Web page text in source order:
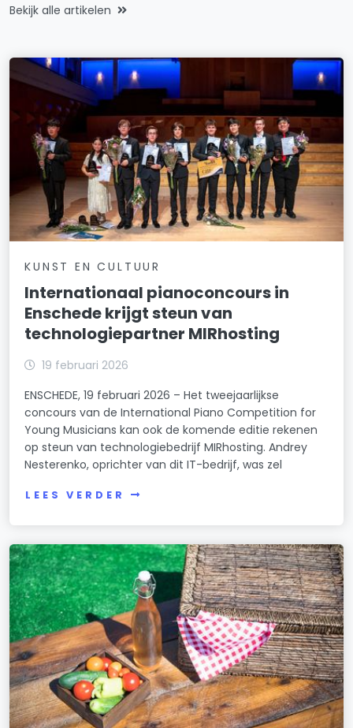
Bekijk alle artikelen
KUNST EN CULTUUR
Internationaal pianoconcours in
Enschede krijgt steun van
technologiepartner MIRhosting
19 februari 2026
ENSCHEDE, 19 februari 2026 – Het tweejaarlijkse
concours van de International Piano Competition for
Young Musicians kan ook de komende editie rekenen
op steun van technologiebedrijf MIRhosting. Andrey
Nesterenko, oprichter van dit IT-bedrijf, was zel
LEES VERDER